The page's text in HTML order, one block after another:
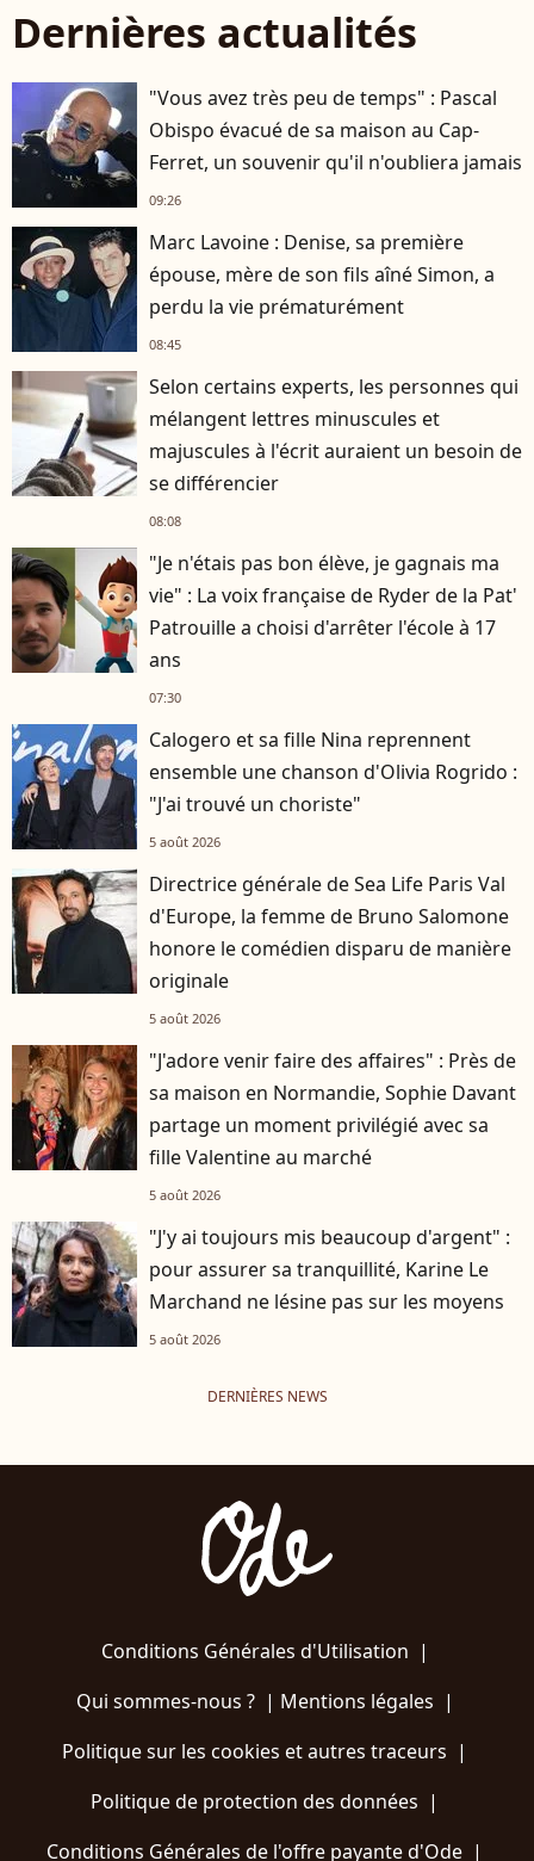
Dernières actualités
"Vous avez très peu de temps" : Pascal
Obispo évacué de sa maison au Cap-
Ferret, un souvenir qu'il n'oubliera jamais
09:26
Marc Lavoine : Denise, sa première
épouse, mère de son fils aîné Simon, a
perdu la vie prématurément
08:45
Selon certains experts, les personnes qui
mélangent lettres minuscules et
majuscules à l'écrit auraient un besoin de
se différencier
08:08
"Je n'étais pas bon élève, je gagnais ma
vie" : La voix française de Ryder de la Pat'
Patrouille a choisi d'arrêter l'école à 17
ans
07:30
Calogero et sa fille Nina reprennent
ensemble une chanson d'Olivia Rogrido :
"J'ai trouvé un choriste"
5 août 2026
Directrice générale de Sea Life Paris Val
d'Europe, la femme de Bruno Salomone
honore le comédien disparu de manière
originale
5 août 2026
"J'adore venir faire des affaires" : Près de
sa maison en Normandie, Sophie Davant
partage un moment privilégié avec sa
fille Valentine au marché
5 août 2026
"J'y ai toujours mis beaucoup d'argent" :
pour assurer sa tranquillité, Karine Le
Marchand ne lésine pas sur les moyens
5 août 2026
DERNIÈRES NEWS
Conditions Générales d'Utilisation |
Qui sommes-nous ?| Mentions légales |
Politique sur les cookies et autres traceurs |
Politique de protection des données |
Conditions Générales de l'offre payante d'Ode |